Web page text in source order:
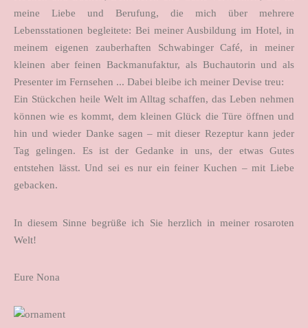
meine Liebe und Berufung, die mich über mehrere
Lebensstationen begleitete: Bei meiner Ausbildung im Hotel, in
meinem eigenen zauberhaften Schwabinger Café, in meiner
kleinen aber feinen Backmanufaktur, als Buchautorin und als
Presenter im Fernsehen ... Dabei bleibe ich meiner Devise treu:
Ein Stückchen heile Welt im Alltag schaffen, das Leben nehmen
können wie es kommt, dem kleinen Glück die Türe öffnen und
hin und wieder Danke sagen – mit dieser Rezeptur kann jeder
Tag gelingen. Es ist der Gedanke in uns, der etwas Gutes
entstehen lässt. Und sei es nur ein feiner Kuchen – mit Liebe
gebacken.
In diesem Sinne begrüße ich Sie herzlich in meiner rosaroten
Welt!
Eure Nona